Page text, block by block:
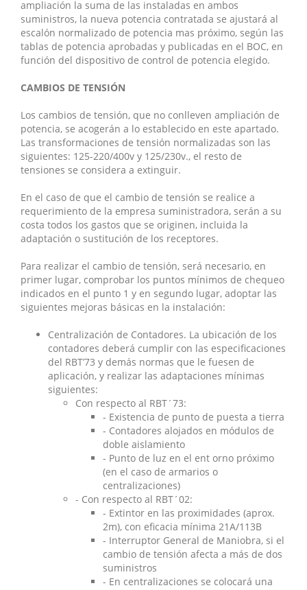
ampliación la suma de las instaladas en ambos
suministros, la nueva potencia contratada se ajustará al
escalón normalizado de potencia mas próximo, según las
tablas de potencia aprobadas y publicadas en el BOC, en
función del dispositivo de control de potencia elegido.
CAMBIOS DE TENSIÓN
Los cambios de tensión, que no conlleven ampliación de
potencia, se acogerán a lo establecido en este apartado.
Las transformaciones de tensión normalizadas son las
siguientes: 125-220/400v y 125/230v., el resto de
tensiones se considera a extinguir.
En el caso de que el cambio de tensión se realice a
requerimiento de la empresa suministradora, serán a su
costa todos los gastos que se originen, incluida la
adaptación o sustitución de los receptores.
Para realizar el cambio de tensión, será necesario, en
primer lugar, comprobar los puntos mínimos de chequeo
indicados en el punto 1 y en segundo lugar, adoptar las
siguientes mejoras básicas en la instalación:
Centralización de Contadores. La ubicación de los
contadores deberá cumplir con las especificaciones
del RBT’73 y demás normas que le fuesen de
aplicación, y realizar las adaptaciones mínimas
siguientes:
Con respecto al RBT´73:
- Existencia de punto de puesta a tierra
- Contadores alojados en módulos de
doble aislamiento
- Punto de luz en el ent orno próximo
(en el caso de armarios o
centralizaciones)
- Con respecto al RBT´02:
- Extintor en las proximidades (aprox.
2m), con eficacia mínima 21A/113B
- Interruptor General de Maniobra, si el
cambio de tensión afecta a más de dos
suministros
- En centralizaciones se colocará una